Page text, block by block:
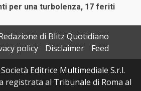
per una turbolenza, 17 feriti
di Blitz Quotidiano
policy Disclaimer
Feed
Editrice Multimediale S.r.l.
registrata al Tribunale di Roma al